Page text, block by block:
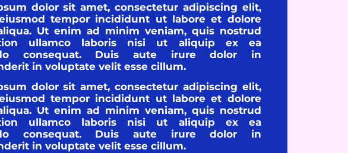
dolor sit amet, consectetur adipiscing elit,
tempor incididunt ut labore et dolore
Ut enim ad minim veniam, quis nostrud
ullamco laboris nisi ut aliquip ex ea
consequat. Duis aute irure dolor in
in voluptate velit esse cillum.
dolor sit amet, consectetur adipiscing elit,
tempor incididunt ut labore et dolore
Ut enim ad minim veniam, quis nostrud
ullamco laboris nisi ut aliquip ex ea
consequat. Duis aute irure dolor in
in voluptate velit esse cillum.